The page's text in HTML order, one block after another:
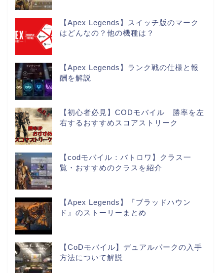
【Apex Legends】スイッチ版のマーク
はどんなの？他の機種は？
【Apex Legends】ランク戦の仕様と報
酬を解説
【初心者必見】CODモバイル 勝率を左
右するおすすめスコアストリーク
【codモバイル：バトロワ】クラス一
覧・おすすめのクラスを紹介
【Apex Legends】『ブラッドハウン
ド』のストーリーまとめ
【CoDモバイル】デュアルパークの入手
方法について解説